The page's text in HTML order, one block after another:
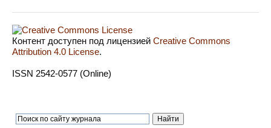
Контент доступен под лицензией Creative Commons
Attribution 4.0 License.
ISSN 2542-0577 (Online)